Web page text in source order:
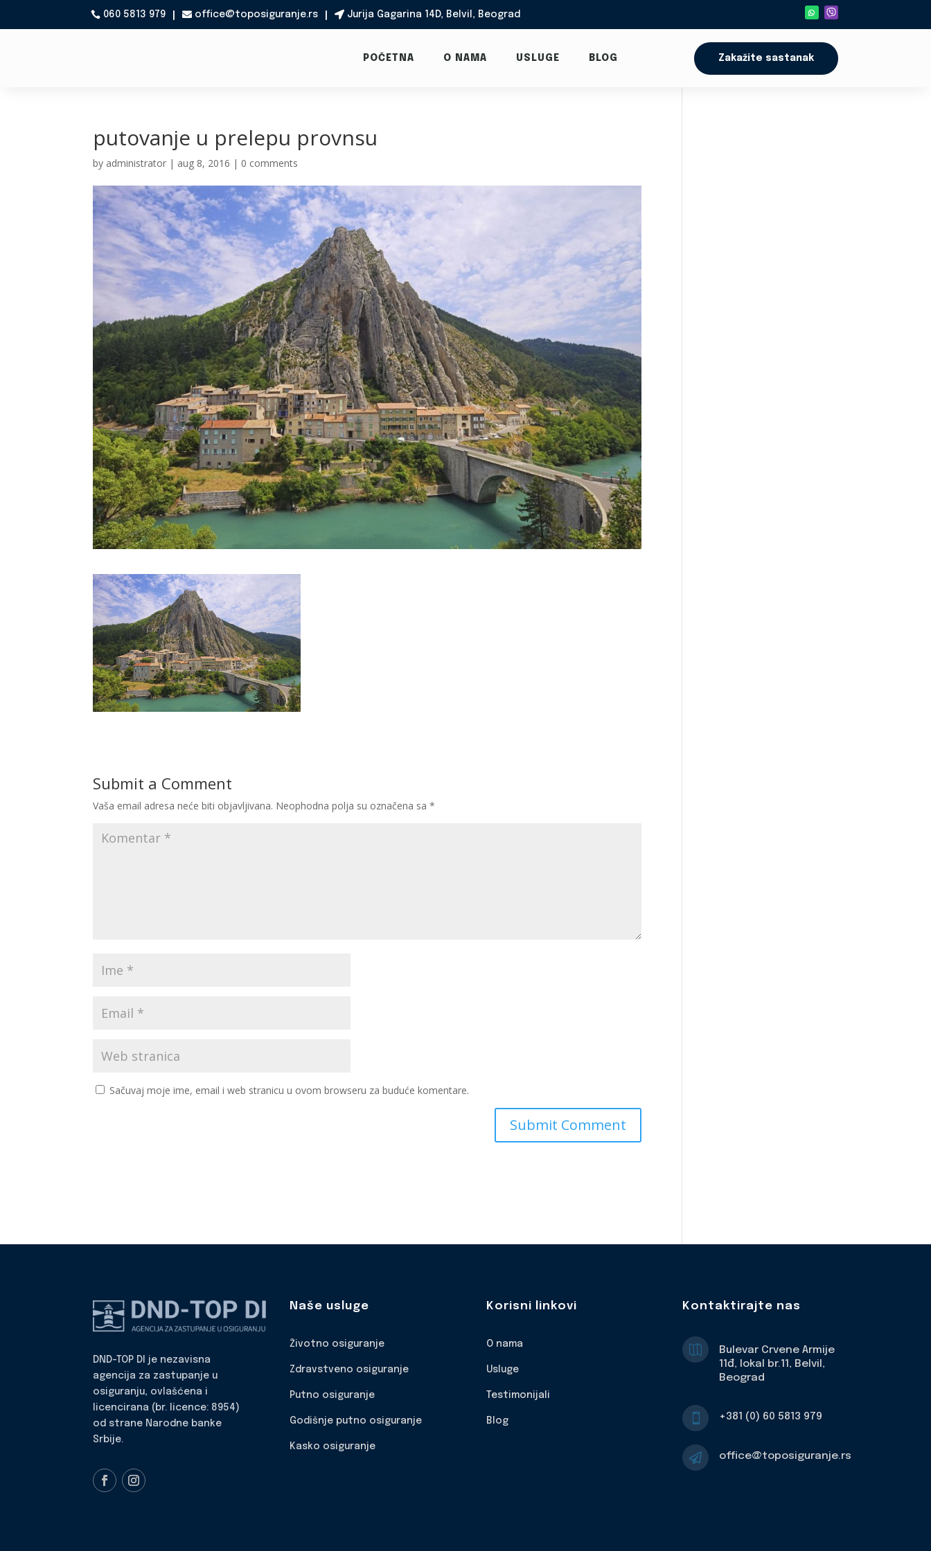
060 5813 979  office@toposiguranje.rs Jurija Gagarina 14D, Belvil, Beograd
POČETNA O NAMA USLUGE BLOG Zakažite sastanak
putovanje u prelepu provnsu
by administrator | aug 8, 2016 | 0 comments
Submit a Comment
Vaša email adresa neće biti objavljivana. Neophodna polja su označena sa*
Sačuvaj moje ime, email i web stranicu u ovom browseru za buduće komentare.
DND-TOP DI je nezavisna
agencija za zastupanje u
osiguranju, ovlašćena i
licencirana (br. licence: 8954)
od strane Narodne banke
Srbije.
Naše usluge
Životno osiguranje
Zdravstveno osiguranje
Putno osiguranje
Godišnje putno osiguranje
Kasko osiguranje
Korisni linkovi
O nama
Usluge
Testimonijali
Blog
Kontaktirajte nas

Bulevar Crvene Armije
11đ, lokal br.11, Belvil,
Beograd
 +381 (0) 60 5813 979
 office@toposiguranje.rs